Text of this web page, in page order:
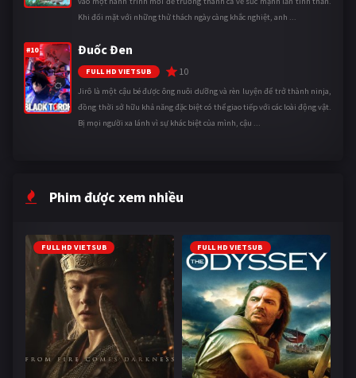
Khi đối mặt với những thử thách ngày càng khắc nghiệt, anh ...
#10 Đuốc Đen
FULL HD VIETSUB 10
Jirô là một cậu bé được ông nuôi dưỡng và rèn luyện để trở thành ninja,
đồng thời sở hữu khả năng đặc biệt có thể giao tiếp với các loài động vật.
Bị mọi người xa lánh vì sự khác biệt của mình, cậu ...
Phim được xem nhiều
FULL HD VIETSUB FULL HD VIETSUB